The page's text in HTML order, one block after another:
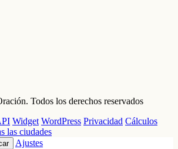
Todos los derechos reservados
Widget WordPress Privacidad Cálculos
las ciudades
Ajustes